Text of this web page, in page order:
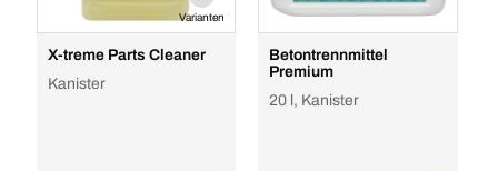
Varianten
X-treme Parts Cleaner
Kanister
Betontrennmittel
Premium
20 l, Kanister